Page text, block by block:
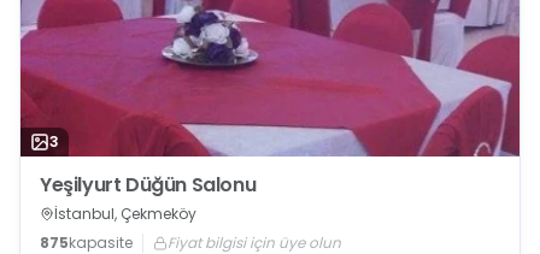
3
Yeşilyurt Düğün Salonu
İstanbul, Çekmeköy
875kapasite Fiyat bilgisi için üye olun